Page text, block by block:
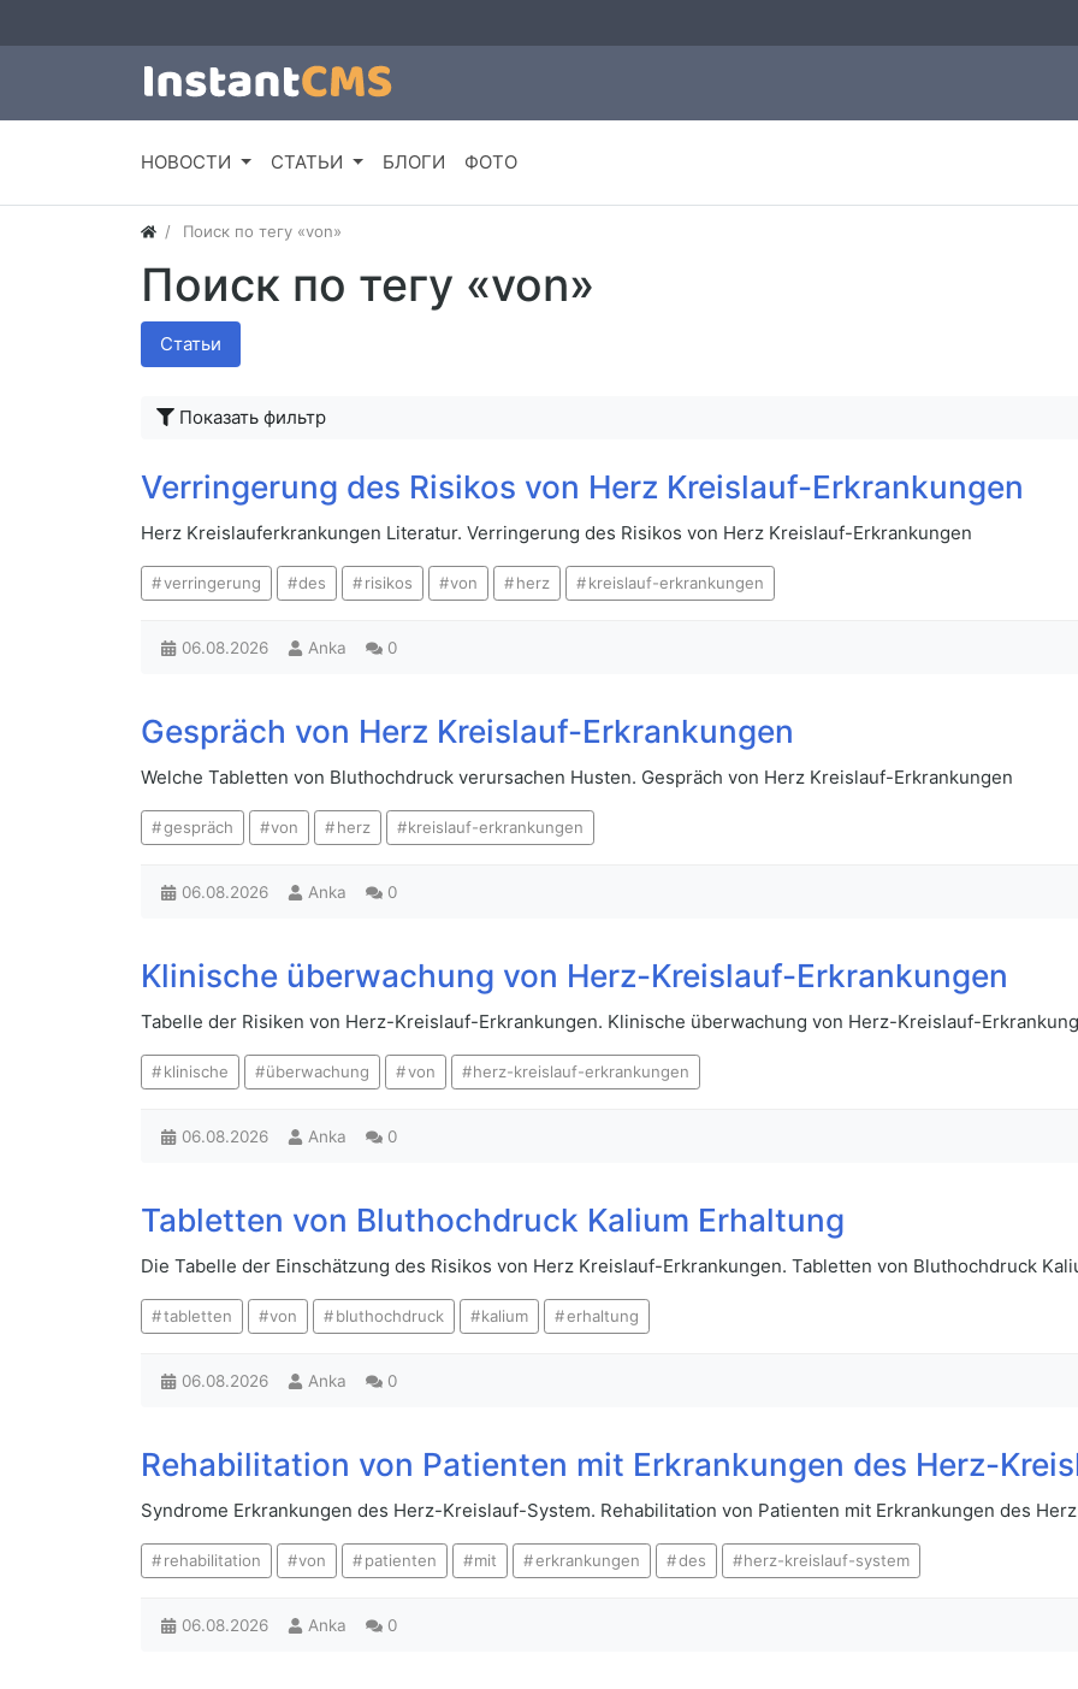
НОВОСТИ СТАТЬИ БЛОГИ ФОТО
Поиск по тегу «von»
Поиск по тегу «von»
Статьи
Показать фильтр
Verringerung des Risikos von Herz Kreislauf-Erkrankungen
Herz Kreislauferkrankungen Literatur. Verringerung des Risikos von Herz Kreislauf-Erkrankungen
verringerung des risikos von herz kreislauf-erkrankungen
06.08.2026 Anka 0
Gespräch von Herz Kreislauf-Erkrankungen
Welche Tabletten von Bluthochdruck verursachen Husten. Gespräch von Herz Kreislauf-Erkrankungen
gespräch von herz kreislauf-erkrankungen
06.08.2026 Anka 0
Klinische überwachung von Herz-Kreislauf-Erkrankungen
Tabelle der Risiken von Herz-Kreislauf-Erkrankungen. Klinische überwachung von Herz-Kreislauf-
klinische überwachung von herz-kreislauf-erkrankungen
06.08.2026 Anka 0
Tabletten von Bluthochdruck Kalium Erhaltung
Die Tabelle der Einschätzung des Risikos von Herz Kreislauf-Erkrankungen. Tabletten von Bluthochdruck
tabletten von bluthochdruck kalium erhaltung
06.08.2026 Anka 0
Rehabilitation von Patienten mit Erkrankungen des Herz-
Syndrome Erkrankungen des Herz-Kreislauf-System. Rehabilitation von Patienten mit Erkrankungen des
rehabilitation von patienten mit erkrankungen des herz-kreislauf-system
06.08.2026 Anka 0